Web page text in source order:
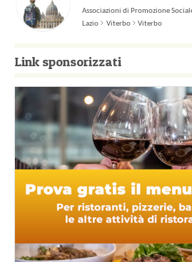
Associazioni di Promozione
Lazio
Viterbo Viterbo
Link sponsorizzati